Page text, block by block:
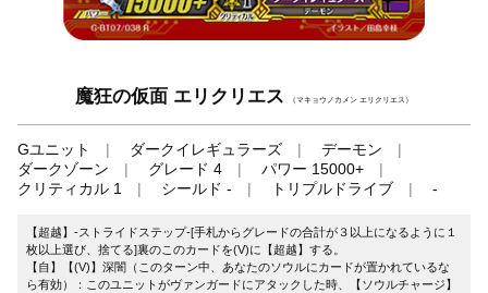
魔狂の仮面 エリクリエス （マキョウノカメン エリクリエス）
Gユニット ダークイレギュラーズ
デーモン
ダークゾーン
グレード 4
パワー 15000+
クリティカル 1
シールド - トリプルドライブ -
【超越】-ストライドステップ-[手札からグレードの合計が３以上になるように１
枚以上選び、捨てる]裏のこのカードを(V)に【超越】する。
【自】【(V)】深闇（このターン中、あなたのソウルにカードが置かれているな
ら有効）：このユニットがヴァンガードにアタックした時、【ソウルチャージ】